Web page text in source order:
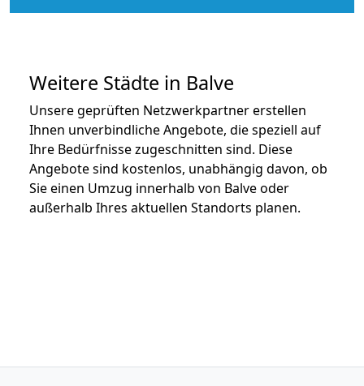
Weitere Städte in Balve
Unsere geprüften Netzwerkpartner erstellen
Ihnen unverbindliche Angebote, die speziell auf
Ihre Bedürfnisse zugeschnitten sind. Diese
Angebote sind kostenlos, unabhängig davon, ob
Sie einen Umzug innerhalb von Balve oder
außerhalb Ihres aktuellen Standorts planen.